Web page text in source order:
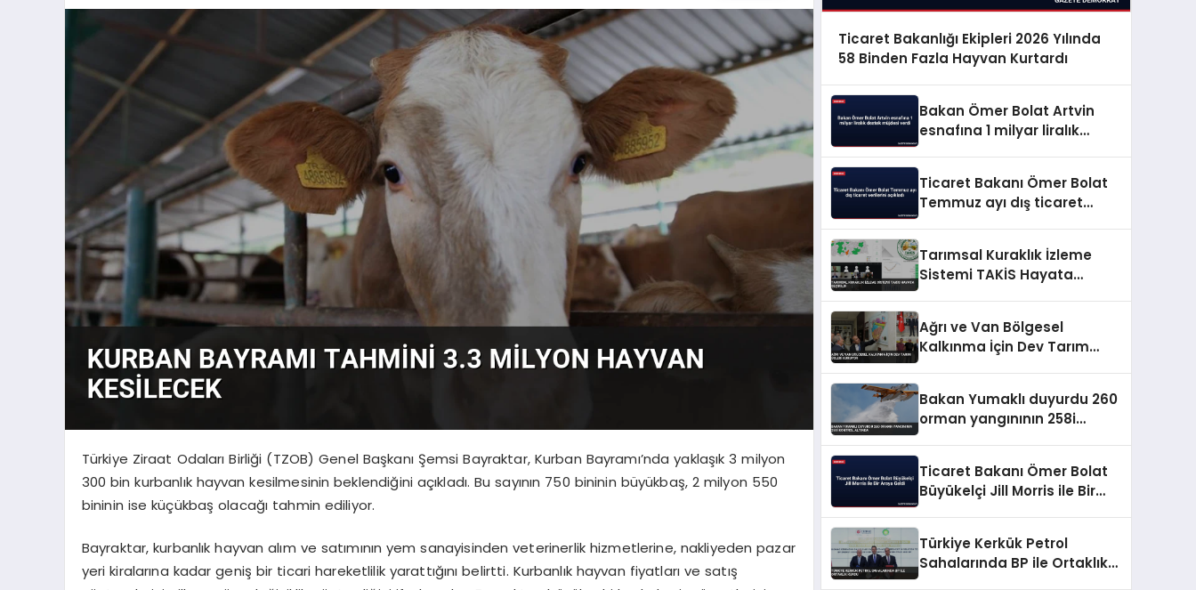
Türkiye Ziraat Odaları Birliği (TZOB) Genel Başkanı Şemsi Bayraktar, Kurban Bayramı’nda yaklaşık 3 milyon
300 bin kurbanlık hayvan kesilmesinin beklendiğini açıkladı. Bu sayının 750 bininin büyükbaş, 2 milyon 550
bininin ise küçükbaş olacağı tahmin ediliyor.
Bayraktar, kurbanlık hayvan alım ve satımının yem sanayisinden veterinerlik hizmetlerine, nakliyeden pazar
yeri kiralarına kadar geniş bir ticari hareketlilik yarattığını belirtti. Kurbanlık hayvan fiyatları ve satış
Ticaret Bakanlığı Ekipleri 2026 Yılında
58 Binden Fazla Hayvan Kurtardı
Bakan Ömer Bolat Artvin
esnafına 1 milyar liralık
Ticaret Bakanı Ömer Bolat
Temmuz ayı dış ticaret
Tarımsal Kuraklık İzleme
Sistemi TAKİS Hayata
Ağrı ve Van Bölgesel
Kalkınma İçin Dev Tarım
Bakan Yumaklı duyurdu 260
orman yangınının 258i
Ticaret Bakanı Ömer Bolat
Büyükelçi Jill Morris ile Bir
Türkiye Kerkük Petrol
Sahalarında BP ile Ortaklık